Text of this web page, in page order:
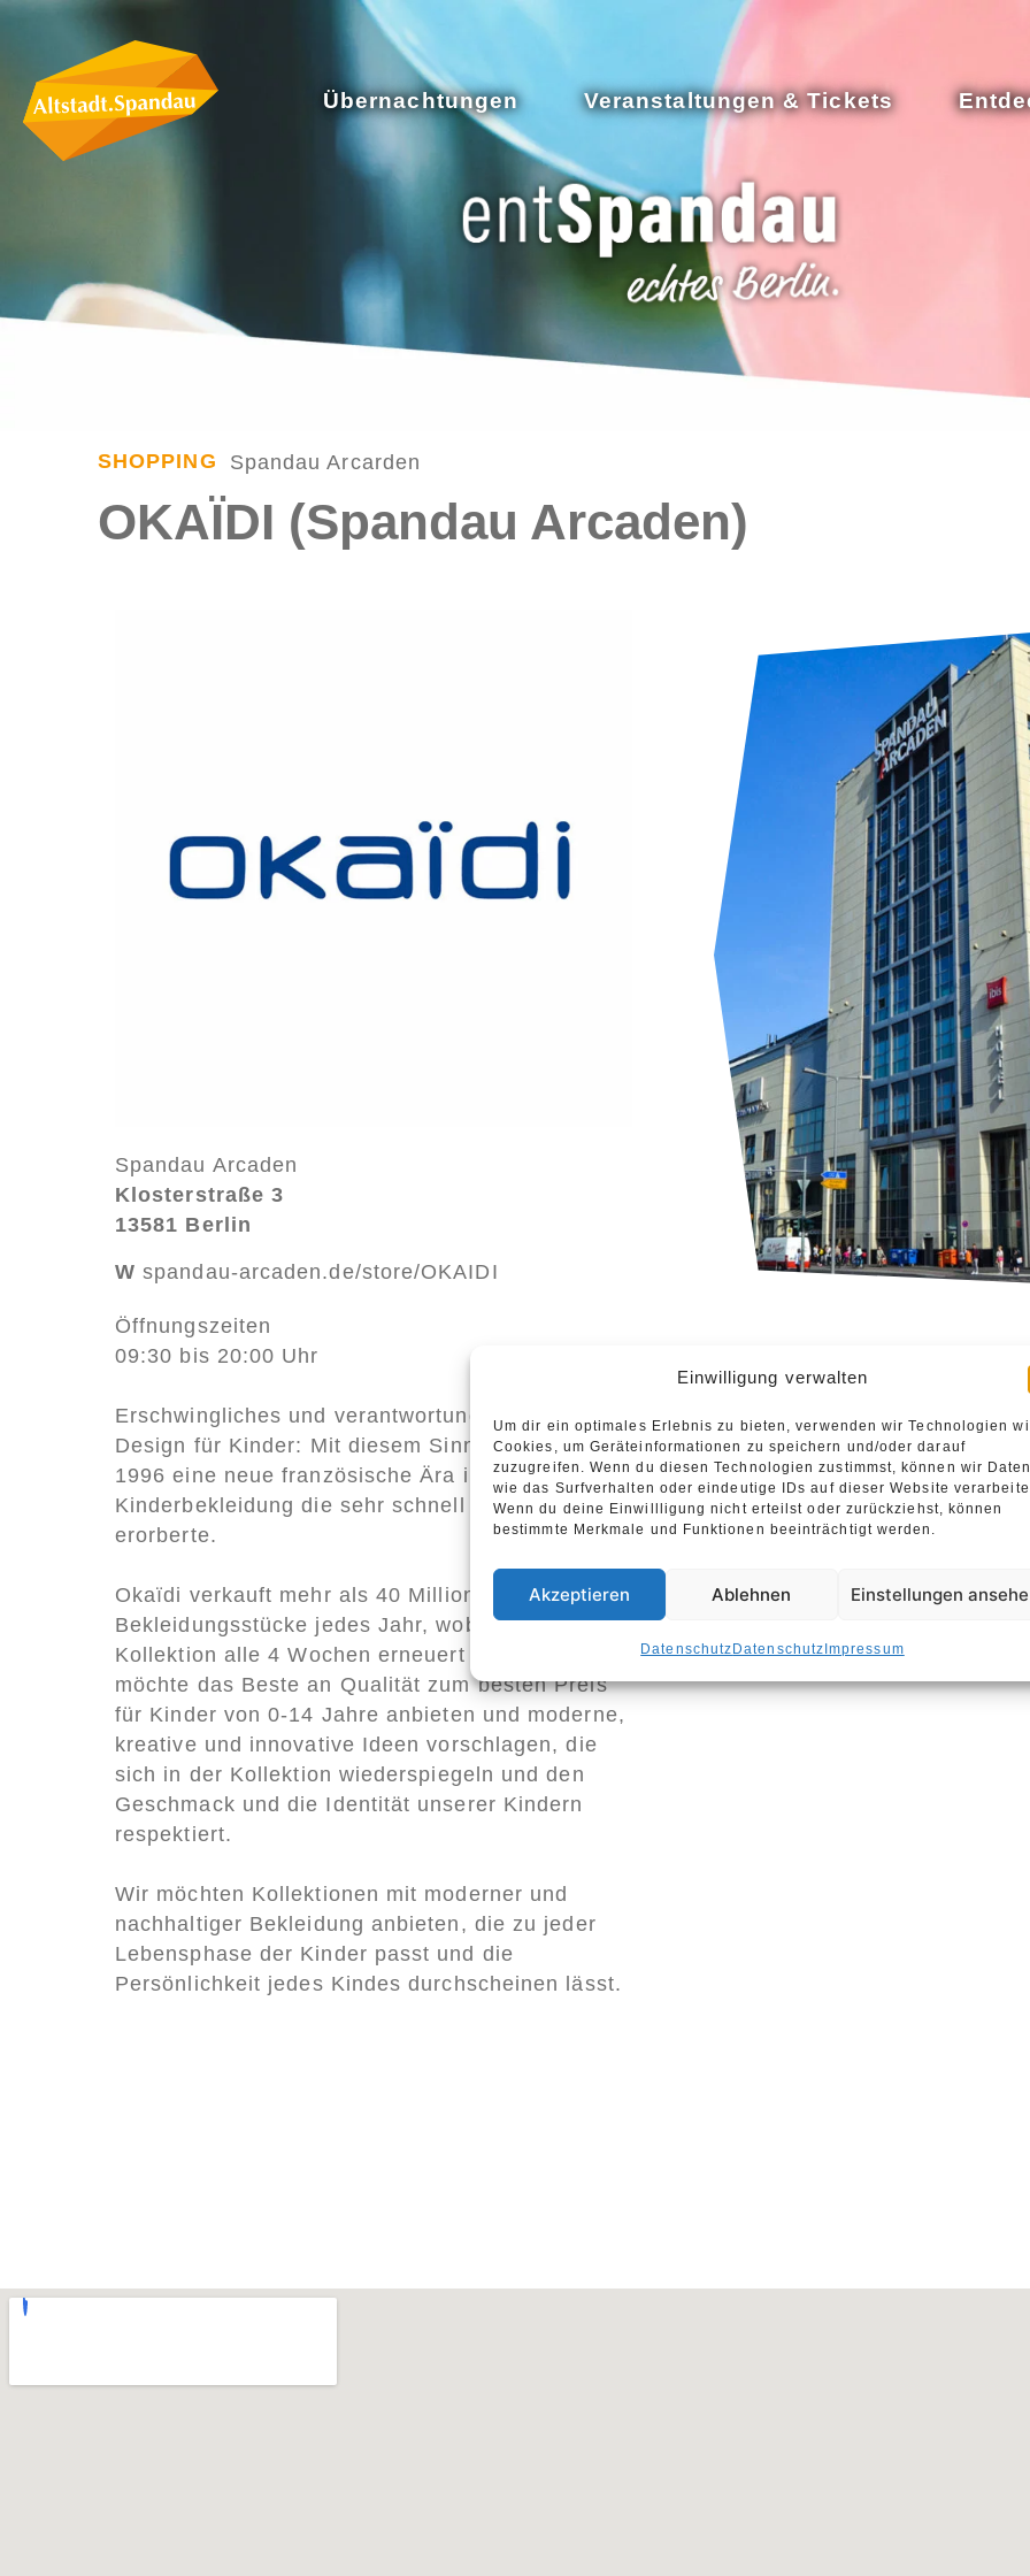
Einwilligung verwalten
Um dir ein optimales Erlebnis zu bieten, verwenden wir Technologien
Cookies, um Geräteinformationen zu speichern und/oder darauf
zuzugreifen. Wenn du diesen Technologien zustimmst, können wir
wie das Surfverhalten oder eindeutige IDs auf dieser Website
Wenn du deine Einwillligung nicht erteilst oder zurückziehst, können
bestimmte Merkmale und Funktionen beeinträchtigt werden.
Akzeptieren Ablehnen Einstellungen
Datenschutz Datenschutz Impressum
Übernachtungen Veranstaltungen & Tickets
SHOPPING Spandau Arcarden
OKAÏDI (Spandau Arcaden)
Spandau Arcaden
Klosterstraße 3
13581 Berlin
W spandau-arcaden.de/store/OKAIDI
Öffnungszeiten
09:30 bis 20:00 Uhr
Erschwingliches und verantwortungsbewusstes
Design für Kinder: Mit diesem Sinnessatz begann
1996 eine neue französische Ära in der
Kinderbekleidung die sehr schnell die Welt
erorberte.
Okaïdi verkauft mehr als 40 Millionen
Bekleidungsstücke jedes Jahr, wobei unsere
Kollektion alle 4 Wochen erneuert wird. Okaïdi
möchte das Beste an Qualität zum besten Preis
für Kinder von 0-14 Jahre anbieten und moderne,
kreative und innovative Ideen vorschlagen, die
sich in der Kollektion wiederspiegeln und den
Geschmack und die Identität unserer Kindern
respektiert.
Wir möchten Kollektionen mit moderner und
nachhaltiger Bekleidung anbieten, die zu jeder
Lebensphase der Kinder passt und die
Persönlichkeit jedes Kindes durchscheinen lässt.